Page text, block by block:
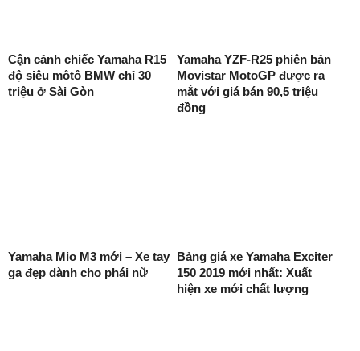
Cận cảnh chiếc Yamaha R15
độ siêu môtô BMW chỉ 30
triệu ở Sài Gòn
Yamaha YZF-R25 phiên bản
Movistar MotoGP được ra
mắt với giá bán 90,5 triệu
đồng
Yamaha Mio M3 mới – Xe tay
ga đẹp dành cho phái nữ
Bảng giá xe Yamaha Exciter
150 2019 mới nhất: Xuất
hiện xe mới chất lượng